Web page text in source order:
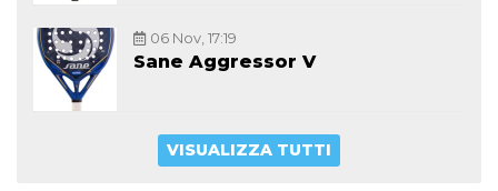
06 Nov, 17:19
Sane Aggressor V
VISUALIZZA TUTTI